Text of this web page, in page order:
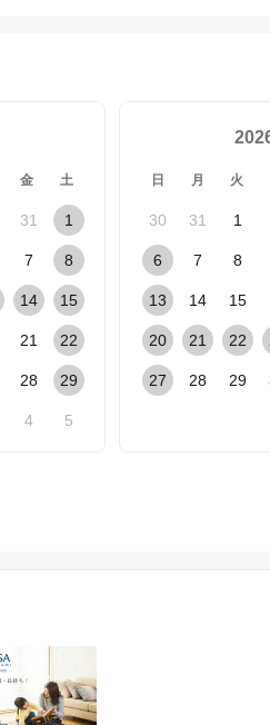
金 土
31 1
7 8
14 15
21 22
28 29
4 5
日 月 火
30 31 1
6 7 8
13 14 15
20 21 22
27 28 29